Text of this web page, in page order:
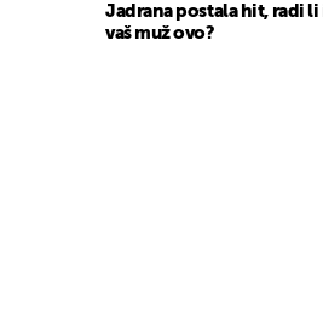
Jadrana postala hit, radi li
vaš muž ovo?